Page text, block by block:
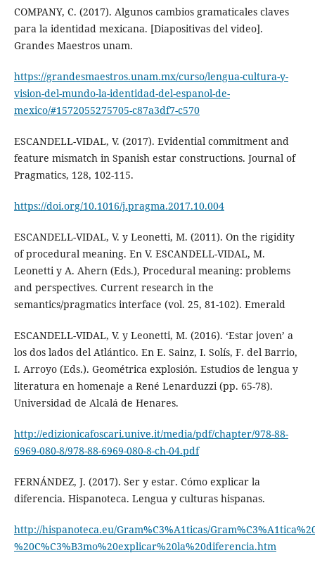
COMPANY, C. (2017). Algunos cambios gramaticales claves
para la identidad mexicana. [Diapositivas del video].
Grandes Maestros unam.
https://grandesmaestros.unam.mx/curso/lengua-cultura-y-
vision-del-mundo-la-identidad-del-espanol-de-
mexico/#1572055275705-c87a3df7-c570
ESCANDELL-VIDAL, V. (2017). Evidential commitment and
feature mismatch in Spanish estar constructions. Journal of
Pragmatics, 128, 102-115.
https://doi.org/10.1016/j.pragma.2017.10.004
ESCANDELL-VIDAL, V. y Leonetti, M. (2011). On the rigidity
of procedural meaning. En V. ESCANDELL-VIDAL, M.
Leonetti y A. Ahern (Eds.), Procedural meaning: problems
and perspectives. Current research in the
semantics/pragmatics interface (vol. 25, 81-102). Emerald
ESCANDELL-VIDAL, V. y Leonetti, M. (2016). ‘Estar joven’ a
los dos lados del Atlántico. En E. Sainz, I. Solís, F. del Barrio,
I. Arroyo (Eds.). Geométrica explosión. Estudios de lengua y
literatura en homenaje a René Lenarduzzi (pp. 65-78).
Universidad de Alcalá de Henares.
http://edizionicafoscari.unive.it/media/pdf/chapter/978-88-
6969-080-8/978-88-6969-080-8-ch-04.pdf
FERNÁNDEZ, J. (2017). Ser y estar. Cómo explicar la
diferencia. Hispanoteca. Lengua y culturas hispanas.
http://hispanoteca.eu/Gram%C3%A1ticas/
%20C%C3%B3mo%20explicar%20la%20diferencia.htm